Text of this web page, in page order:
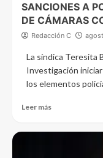
SANCIONES A
DE CÁMARAS
Redacción C
La síndica Teresita
Investigación
los elementos
Leer más